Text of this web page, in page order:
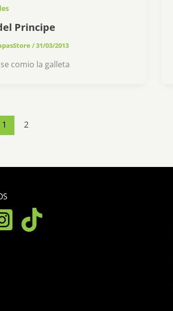
Principe
/31/03/2013
comio la galleta
1 2